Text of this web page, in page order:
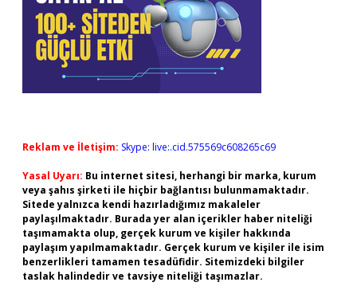
Reklam ve İletişim: Skype: live:.cid.575569c608265c69
Yasal Uyarı: Bu internet sitesi, herhangi bir marka, kurum
veya şahıs şirketi ile hiçbir bağlantısı bulunmamaktadır.
Sitede yalnızca kendi hazırladığımız makaleler
paylaşılmaktadır. Burada yer alan içerikler haber niteliği
taşımamakta olup, gerçek kurum ve kişiler hakkında
paylaşım yapılmamaktadır. Gerçek kurum ve kişiler ile isim
benzerlikleri tamamen tesadüfidir. Sitemizdeki bilgiler
taslak halindedir ve tavsiye niteliği taşımazlar.